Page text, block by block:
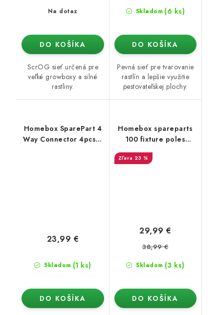
Na dotaz
DO KOŠÍKA
ScrOG sieť určená pre
veľké growboxy a silné
rastliny.
Skladom (6 ks)
DO KOŠÍKA
Pevná sieť pre tvarovanie
rastlín a lepšie využitie
pestovateľskej plochy.
Homebox SparePart 4
Way Connector 4pcs /
Skladom (1 ks)
23,99 €
DO KOŠÍKA
Homebox spareparts
100 fixture poles
Fixture poles HB L
23 %
Skladom (3 ks)
29,99 €
38,99 €
DO KOŠÍKA